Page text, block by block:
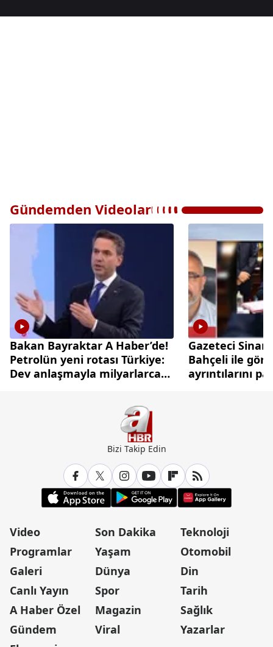
Gündemden Videolar
Bakan Bayraktar A Haber’de!
Petrolün yeni rotası Türkiye:
Dev anlaşmayla milyarlarca
Gazeteci
Bahçeli ile
ayrıntılarını
Bizi Takip Edin
Video
Programlar
Galeri
Canlı Yayın
A Haber Özel
Gündem
Son Dakika
Yaşam
Dünya
Spor
Magazin
Viral
Teknoloji
Otomobil
Din
Tarih
Sağlık
Yazarlar